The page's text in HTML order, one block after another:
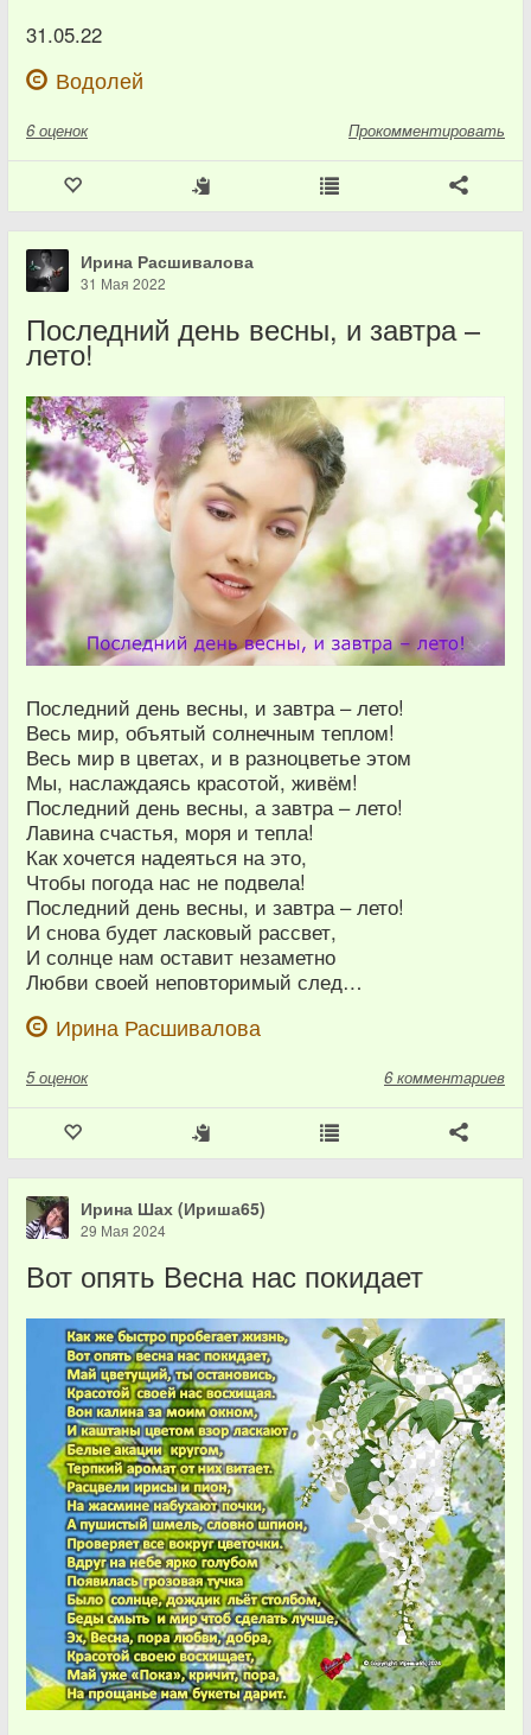
31.05.22
Водолей
6 оценок Прокомментировать
Ирина Расшивалова
31 Мая 2022
Последний день весны, и завтра –
лето!
Последний день весны, и завтра – лето!
Весь мир, объятый солнечным теплом!
Весь мир в цветах, и в разноцветье этом
Мы, наслаждаясь красотой, живём!
Последний день весны, а завтра – лето!
Лавина счастья, моря и тепла!
Как хочется надеяться на это,
Чтобы погода нас не подвела!
Последний день весны, и завтра – лето!
И снова будет ласковый рассвет,
И солнце нам оставит незаметно
Любви своей неповторимый след…
Ирина Расшивалова
5 оценок 6 комментариев
Ирина Шах (Ириша65)
29 Мая 2024
Вот опять Весна нас покидает